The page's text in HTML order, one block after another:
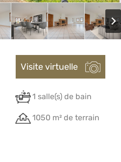
Visite virtuelle
1 salle(s) de bain
1050 m² de terrain